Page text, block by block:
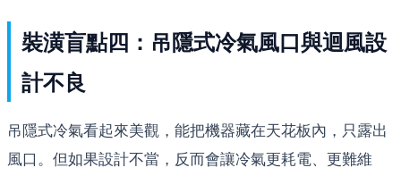
裝潢盲點四：吊隱式冷氣風口與迴風設
計不良
吊隱式冷氣看起來美觀，能把機器藏在天花板內，只露出
風口。但如果設計不當，反而會讓冷氣更耗電、更難維